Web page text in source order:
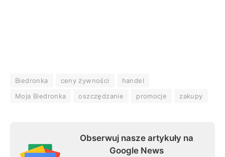
Biedronka ceny żywności
handel
Moja Biedronka
oszczędzanie promocje zakupy
Obserwuj nasze artykuły na
Google News